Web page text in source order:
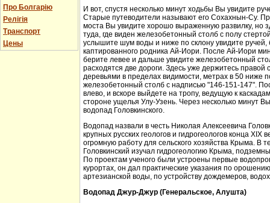
Про Болгарію
Релігія
Транспорт
Цены
И вот, спустя несколько минут ходьбы Вы увидите
Старые путеводители называют его Сохахнын-Су.
моста Вы увидите хорошо выраженную развилку, но
туда, где виден железобетонный столб с полу
услышите шум воды и ниже по склону увидите
каптированного родника Ай-Иори. После Ай-Иори
берите левее и дальше увидите железобетонный
расходятся две дороги. Здесь уже держитесь правой
деревьями в пределах видимости, метрах в 50 ниже
железобетонный столб с надписью "146-151-147".
влево, и вскоре выйдете на тропу, ведущую к
стороне ущелья Улу-Узень. Через несколько минут
водопад Головкинского.
Водопад назвали в честь Николая Алексеевича
крупных русских геологов и гидрогеологов конца XIX
огромную работу для сельского хозяйства Крыма. В
Головкинский изучал гидрогеологию Крыма,
По проектам ученого были устроены первые
курортах, он дал практические указания по
артезианской воды, по устройству дождемеров,
Водопад Джур-Джур (Генеральское, Алушта)